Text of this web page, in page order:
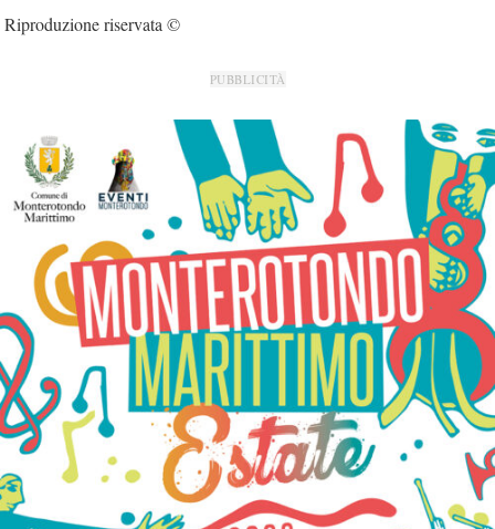
Riproduzione riservata ©
PUBBLICITÀ